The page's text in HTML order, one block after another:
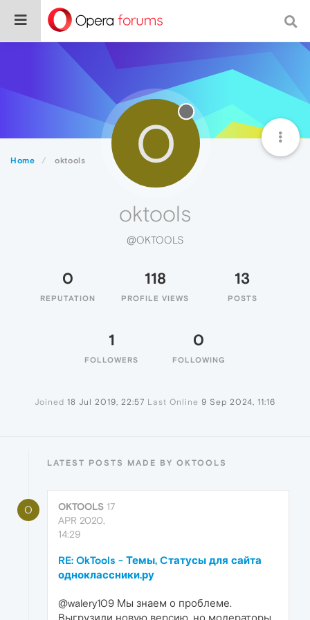
Home oktools O
oktools
@OKTOOLS
0
REPUTATION
118
PROFILE VIEWS
13
POSTS
1
FOLLOWERS
0
FOLLOWING
Joined 18 Jul 2019, 22:57 Last Online 9 Sep 2024, 11:16
LATEST POSTS MADE BY OKTOOLS
O OKTOOLS 17
APR 2020,
14:29
RE: OkTools - Темы, Cтатусы для сайта
одноклассники.ру
@walery109 Мы знаем о проблеме.
Выгрузили новую версию, но модераторы